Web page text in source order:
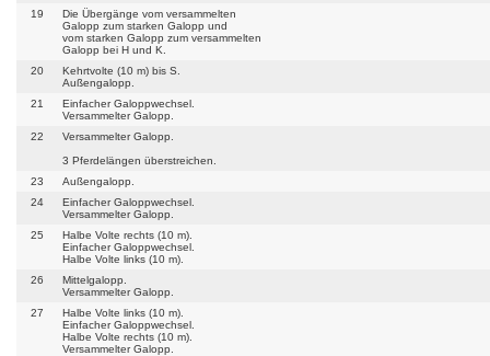
19
Die Übergänge vom versammelten
Galopp zum starken Galopp und
vom starken Galopp zum versammelten
Galopp bei H und K.
20
Kehrtvolte (10 m) bis S.
Außengalopp.
21
Einfacher Galoppwechsel.
Versammelter Galopp.
22
Versammelter Galopp.
3 Pferdelängen überstreichen.
23
Außengalopp.
24
Einfacher Galoppwechsel.
Versammelter Galopp.
25
Halbe Volte rechts (10 m).
Einfacher Galoppwechsel.
Halbe Volte links (10 m).
26
Mittelgalopp.
Versammelter Galopp.
27
Halbe Volte links (10 m).
Einfacher Galoppwechsel.
Halbe Volte rechts (10 m).
Versammelter Galopp.